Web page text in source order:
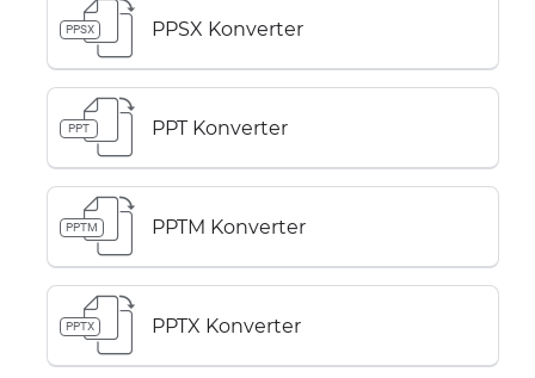
PPSX PPSX Konverter
PPT PPT Konverter
PPTM PPTM Konverter
PPTX PPTX Konverter